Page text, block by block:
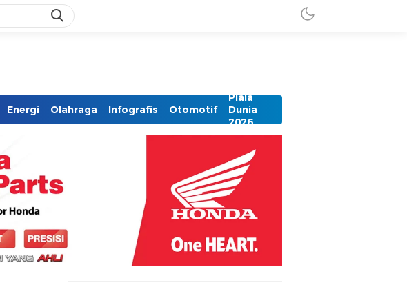
Energi Olahraga Infografis Otomotif
Piala
Dunia
2026